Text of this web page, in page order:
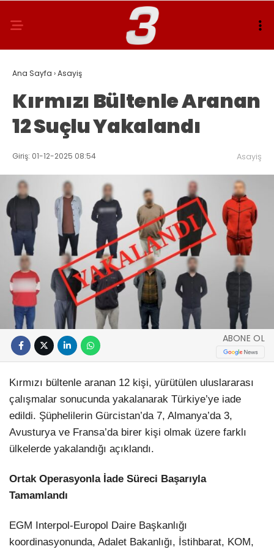
Ana Sayfa ›Asayiş
Kırmızı Bültenle Aranan
12 Suçlu Yakalandı
Giriş: 01-12-2025 08:54 Asayiş
ABONE OL
Kırmızı bültenle aranan 12 kişi, yürütülen uluslararası
çalışmalar sonucunda yakalanarak Türkiye’ye iade
edildi. Şüphelilerin Gürcistan’da 7, Almanya’da 3,
Avusturya ve Fransa’da birer kişi olmak üzere farklı
ülkelerde yakalandığı açıklandı.
Ortak Operasyonla İade Süreci Başarıyla
Tamamlandı
EGM Interpol-Europol Daire Başkanlığı
koordinasyonunda, Adalet Bakanlığı, İstihbarat, KOM,